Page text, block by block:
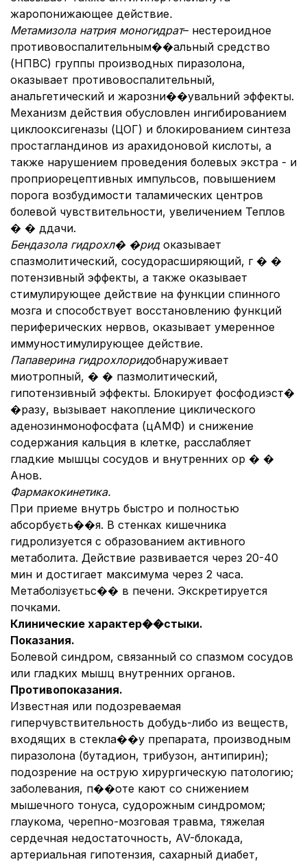
жаропонижающее действие.
Метамизола натриямоногидрат– нестероидное
противовоспалительным��альный средство
(НПВС) группы производных пиразолона,
оказывает противовоспалительный,
анальгетический и жарозни��увальний эффекты.
Механизм действия обусловлен ингибированием
циклооксигеназы (ЦОГ) и блокированием синтеза
простагландинов из арахидоновой кислоты, а
также нарушением проведения болевых экстра - и
проприорецептивных импульсов, повышением
порога возбудимости таламических центров
болевой чувствительности, увеличением Теплов
� � ддачи.
Бендазола гидрохл� �ридоказывает
спазмолитический, сосудорасширяющий, г � �
потензивный эффекты, а также оказывает
стимулирующее действие на функции спинного
мозга и способствует восстановлению функций
периферических нервов, оказывает умеренное
иммуностимулирующее действие.
Папаверина гидрохлоридобнаруживает
миотропный, � � пазмолитический,
гипотензивный эффекты. Блокирует фосфодиэст�
�разу, вызывает накопление циклического
аденозинмонофосфата (цАМФ) и снижение
содержания кальция в клетке, расслабляет
гладкие мышцы сосудов и внутренних ор � �
Анов.
Фармакокинетика.
При приеме внутрь быстро и полностью
абсорбуєть��я. В стенках кишечника
гидролизуется с образованием активного
метаболита. Действие развивается через 20-40
мин и достигает максимума через 2 часа.
Метаболізуєтьс�� в печени. Экскретируется
почками.
Клинические характер��стыки.
Показания.
Болевой синдром, связанный со спазмом сосудов
или гладких мышц внутренних органов.
Противопоказания.
Известная или подозреваемая
гиперчувствительность добудь-либо из веществ,
входящих в стекла��у препарата, производным
пиразолона (бутадион, трибузон, антипирин);
подозрение на острую хирургическую патологию;
заболевания, п��оте кают со снижением
мышечного тонуса, судорожным синдромом;
глаукома, черепно-мозговая травма, тяжелая
сердечная недостаточность, AV-блокада,
артериальная гипотензия, сахарный диабет,